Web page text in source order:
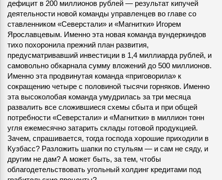
дефицит в 200 миллионов рублей — результат кипучей
деятельности новой команды управленцев во главе со
ставленником «Северстали» и «Магнитки» Игорем
Ярославцевым. Именно эта новая команда вундеркиндов
тихо похоронила прежний план развития,
предусматривавший инвестиции в 1,4 миллиарда рублей, и
самовольно обкарнала сумму вложений до 500 миллионов.
Именно эта продвинутая команда «приговорила» к
сокращению четыре с половиной тысячи горняков. Именно
эта высоколобая команда умудрилась за три месяца
развалить все сложившиеся схемы сбыта и при общей
потребности «Северстали» и «Магнитки» в миллион тонн
угля ежемесячно затарить склады готовой продукцией.
Зачем, спрашивается, тогда господа хорошие приходили в
Кузбасс? Разложить шапки по стульям — и сам не сяду, и
другим не дам? А может быть, за тем, чтобы
облагодетельствовать угольный холдинг кредитами под